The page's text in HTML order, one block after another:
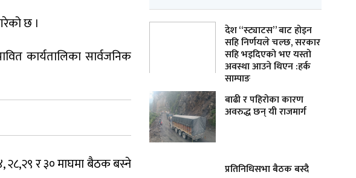
छ ।
कार्यतालिका सार्वजनिक
२८,२९ र ३० माघमा बैठक बस्ने
देश “स्ट्याटस” बाट होइन
सहि निर्णयले चल्छ, सरकार
सहि भइदिएको भए यस्तो
अवस्था आउने थिएन :हर्क
साम्पाङ
बाढी र पहिरोका कारण
अवरुद्ध छन् यी राजमार्ग
प्रतिनिधिसभा बैठक बस्दै